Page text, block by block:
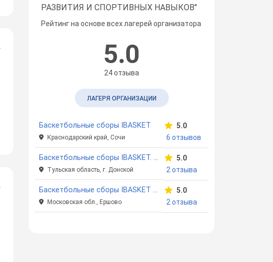
РАЗВИТИЯ И СПОРТИВНЫХ НАВЫКОВ"
Рейтинг на основе всех лагерей организатора
5.0
24 отзыва
ЛАГЕРЯ ОРГАНИЗАЦИИ
Баскетбольные сборы IBASKET
Краснодарский край, Сочи
5.0
6 отзывов
Баскетбольные сборы IBASKET. Парк отель "Плазма"
Тульская область, г. Донской
5.0
2 отзыва
Баскетбольные сборы IBASKET Ершово
Московская обл., Ершово
5.0
2 отзыва